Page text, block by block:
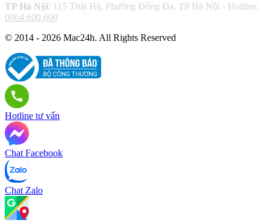
TP Hà Nội: 115 Thái Hà, Phường Đống Đa, TP Hà Nội - Hotline:
0964.600.600
© 2014 - 2026 Mac24h. All Rights Reserved
Hotline tư vấn
Chat Facebook
Chat Zalo